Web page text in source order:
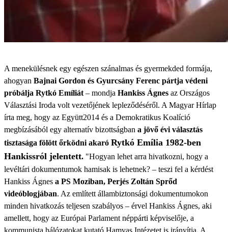
A menekülésnek egy egészen szánalmas és gyermekded formája,
ahogyan Bajnai Gordon és Gyurcsány Ferenc pártja védeni
próbálja Rytkó Emíliát – mondja Hankiss Ágnes az Országos
Választási Iroda volt vezetőjének lepleződéséről. A Magyar Hírlap
írta meg, hogy az Együtt2014 és a Demokratikus Koalíció
megbízásából egy alternatív bizottságban a jövő évi választás
tisztasága fölött őrködni akaró Rytkó Emília 1982-ben
Hankissról jelentett. "Hogyan lehet arra hivatkozni, hogy a
levéltári dokumentumok hamisak is lehetnek? – teszi fel a kérdést
Hankiss Ágnes a PS Moziban, Perjés Zoltán Sprőd
videóblogjában. Az említett állambiztonsági dokumentumokon
minden hivatkozás teljesen szabályos – érvel Hankiss Ágnes, aki
amellett, hogy az Európai Parlament néppárti képviselője, a
kommunista hálózatokat kutató Hamvas Intézetet is irányítja. A